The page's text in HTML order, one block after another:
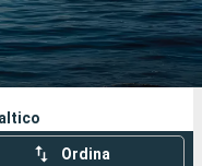
Compagnie
Ordina